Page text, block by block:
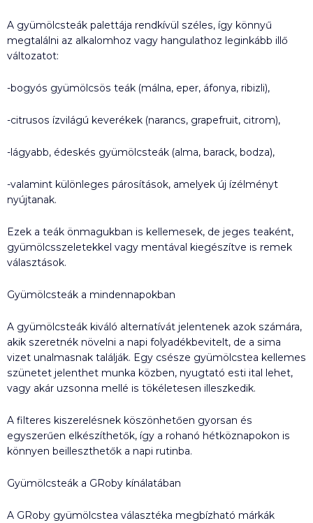
A gyümölcsteák palettája rendkívül széles, így könnyű
megtalálni az alkalomhoz vagy hangulathoz leginkább illő
változatot:
-bogyós gyümölcsös teák (málna, eper, áfonya, ribizli),
-citrusos ízvilágú keverékek (narancs, grapefruit, citrom),
-lágyabb, édeskés gyümölcsteák (alma, barack, bodza),
-valamint különleges párosítások, amelyek új ízélményt
nyújtanak.
Ezek a teák önmagukban is kellemesek, de jeges teaként,
gyümölcsszeletekkel vagy mentával kiegészítve is remek
választások.
Gyümölcsteák a mindennapokban
A gyümölcsteák kiváló alternatívát jelentenek azok számára,
akik szeretnék növelni a napi folyadékbevitelt, de a sima
vizet unalmasnak találják. Egy csésze gyümölcstea kellemes
szünetet jelenthet munka közben, nyugtató esti ital lehet,
vagy akár uzsonna mellé is tökéletesen illeszkedik.
A filteres kiszerelésnek köszönhetően gyorsan és
egyszerűen elkészíthetők, így a rohanó hétköznapokon is
könnyen beilleszthetők a napi rutinba.
Gyümölcsteák a GRoby kínálatában
A GRoby gyümölcstea választéka megbízható márkák